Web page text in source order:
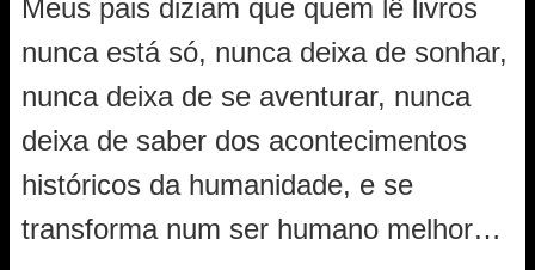
Meus pais diziam que quem lê livros
nunca está só, nunca deixa de sonhar,
nunca deixa de se aventurar, nunca
deixa de saber dos acontecimentos
históricos da humanidade, e se
transforma num ser humano melhor…